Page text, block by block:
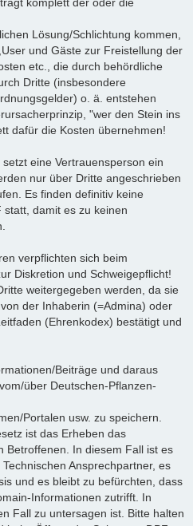
Lösung/Schlichtung kommen,
und Gäste zur Freistellung der
etc., die durch behördliche
Dritte (insbesondere
o. ä. entstehen
"wer den Stein ins
dafür die Kosten übernehmen!
eine Vertrauensperson ein
nur über Dritte angeschrieben
Es finden definitiv keine
damit es zu keinen
verpflichten sich beim
Diskretion und Schweigepflicht!
weitergegeben werden, da sie
der Inhaberin (=Admina) oder
(Ehrenkodex) bestätigt und
Beiträge und daraus
über Deutschen-Pflanzen-
Portalen usw. zu speichern.
ist das Erheben das
Betroffenen. In diesem Fall ist es
Ansprechpartner, es
und es bleibt zu befürchten, dass
Informationen zutrifft. In
Fall zu untersagen ist. Bitte halten